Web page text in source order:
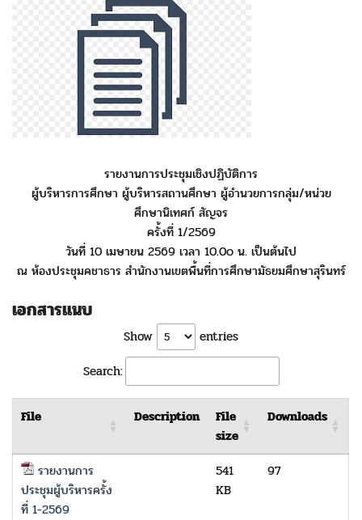
รายงานการประชุมเชิงปฏิบัติการ
ผู้บริหารการศึกษา ผู้บริหารสถานศึกษา ผู้อำนวยการกลุ่ม/หน่วย
ศึกษานิเทศก์ สัญจร
ครั้งที่ 1/2569
วันที่ 10 เมษายน 2569 เวลา 10.0๐ น. เป็นต้นไป
ณ ห้องประชุมคชาธาร สำนักงานเขตพื้นที่การศึกษามัธยมศึกษาสุรินทร์
เอกสารแนบ
Show
entries
Search:
File Description
File
size
Downloads
รายงานการ
ประชุมผู้บริหารครั้ง
ที่ 1-2569
541
KB
97